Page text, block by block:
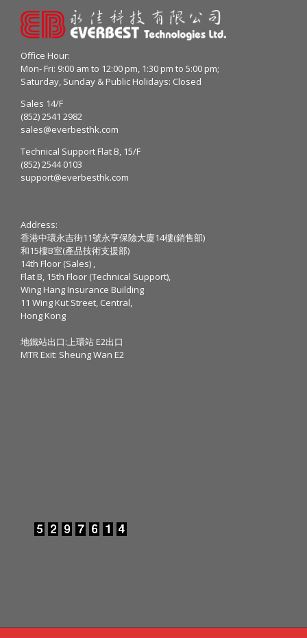
Office Hour:
Mon- Fri: 9:00 am to 12:00 pm, 1:30 pm to 5:00 pm;
Saturday, Sunday & Public Holidays: Closed
Sales 14/F
(852) 2541 2982
sales@everbesthk.com
Technical Support Flat B, 15/F
(852) 2544 0103
support@everbesthk.com
Address:
香港中環永吉街11號永亨保險大廈14樓(銷售部)
和15樓B室(產品技術支援部)
14th Floor (Sales) ,
Flat B, 15th Floor (Technical Support),
Wing Hang Insurance Building
11 Wing Kut Street, Central,
Hong Kong
地鐵站出口:上環站 E2出口
MTR Exit: Sheung Wan E2